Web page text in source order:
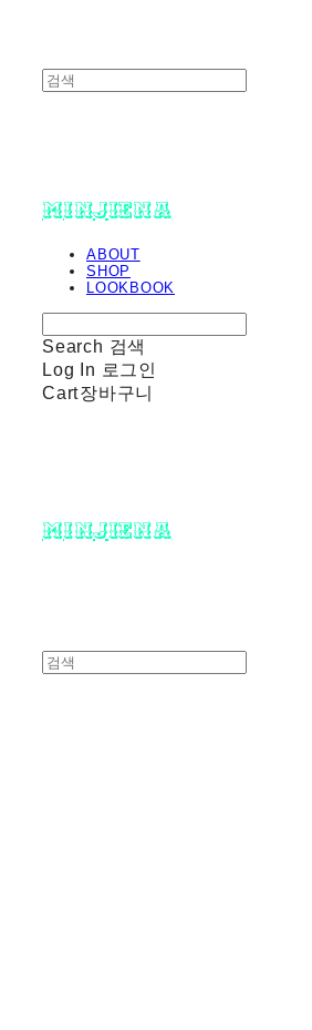
minjiena
ABOUT
SHOP
LOOKBOOK
Search 검색
Log In 로그인
Cart장바구니
minjiena